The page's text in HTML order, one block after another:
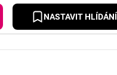
NASTAVIT HLÍDÁNÍ